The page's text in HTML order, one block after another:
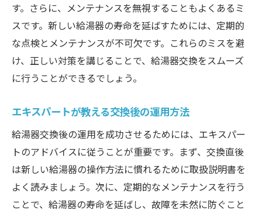
す。さらに、メンテナンスを無視することもよくあるミ
スです。新しい給湯器の寿命を延ばすためには、定期的
な点検とメンテナンスが不可欠です。これらのミスを避
け、正しい対策を講じることで、給湯器交換をスムーズ
に行うことができるでしょう。
エキスパートが教える交換後の運用方法
給湯器交換後の運用を成功させるためには、エキスパー
トのアドバイスに従うことが重要です。まず、交換直後
は新しい給湯器の操作方法に慣れるために取扱説明書を
よく読みましょう。次に、定期的なメンテナンスを行う
ことで、給湯器の寿命を延ばし、故障を未然に防ぐこと